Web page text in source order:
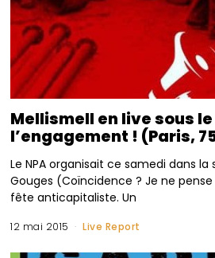
Mellismell en live sous
l’engagement ! (Paris,
Le NPA organisait ce samedi dans la
Gouges (Coïncidence ? Je ne
fête anticapitaliste. Un
12 mai 2015 Live Report